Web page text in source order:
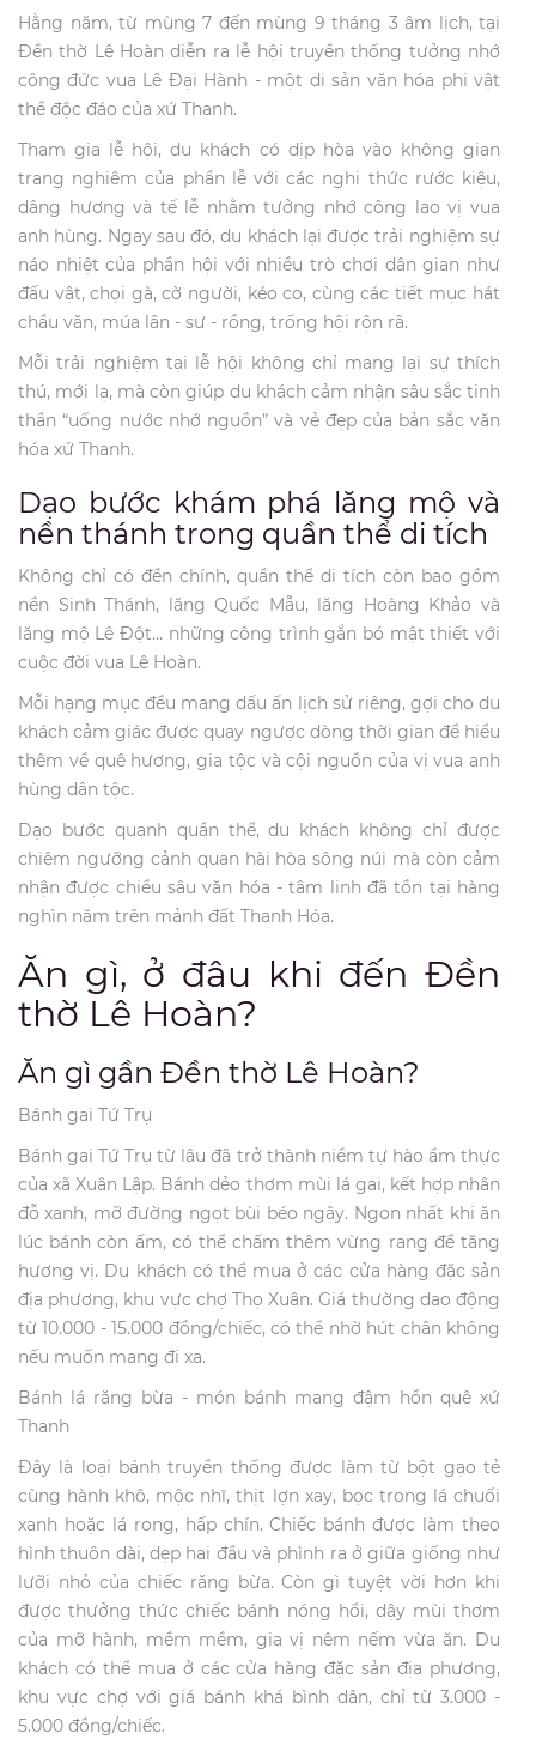
Hằng năm, từ mùng 7 đến mùng 9 tháng 3 âm lịch, tại
Đền thờ Lê Hoàn diễn ra lễ hội truyền thống tưởng nhớ
công đức vua Lê Đại Hành - một di sản văn hóa phi vật
thể độc đáo của xứ Thanh.
Tham gia lễ hội, du khách có dịp hòa vào không gian
trang nghiêm của phần lễ với các nghi thức rước kiệu,
dâng hương và tế lễ nhằm tưởng nhớ công lao vị vua
anh hùng. Ngay sau đó, du khách lại được trải nghiệm sự
náo nhiệt của phần hội với nhiều trò chơi dân gian như
đấu vật, chọi gà, cờ người, kéo co, cùng các tiết mục hát
chầu văn, múa lân - sư - rồng, trống hội rộn rã.
Mỗi trải nghiệm tại lễ hội không chỉ mang lại sự thích
thú, mới lạ, mà còn giúp du khách cảm nhận sâu sắc tinh
thần “uống nước nhớ nguồn” và vẻ đẹp của bản sắc văn
hóa xứ Thanh.
Dạo bước khám phá lăng mộ và
nền thánh trong quần thể di tích
Không chỉ có đền chính, quần thể di tích còn bao gồm
nền Sinh Thánh, lăng Quốc Mẫu, lăng Hoàng Khảo và
lăng mộ Lê Đột… những công trình gắn bó mật thiết với
cuộc đời vua Lê Hoàn.
Mỗi hạng mục đều mang dấu ấn lịch sử riêng, gợi cho du
khách cảm giác được quay ngược dòng thời gian để hiểu
thêm về quê hương, gia tộc và cội nguồn của vị vua anh
hùng dân tộc.
Dạo bước quanh quần thể, du khách không chỉ được
chiêm ngưỡng cảnh quan hài hòa sông núi mà còn cảm
nhận được chiều sâu văn hóa - tâm linh đã tồn tại hàng
nghìn năm trên mảnh đất Thanh Hóa.
Ăn gì, ở đâu khi đến Đền
thờ Lê Hoàn?
Ăn gì gần Đền thờ Lê Hoàn?
Bánh gai Tứ Trụ
Bánh gai Tứ Trụ từ lâu đã trở thành niềm tự hào ẩm thực
của xã Xuân Lập. Bánh dẻo thơm mùi lá gai, kết hợp nhân
đỗ xanh, mỡ đường ngọt bùi béo ngậy. Ngon nhất khi ăn
lúc bánh còn ấm, có thể chấm thêm vừng rang để tăng
hương vị. Du khách có thể mua ở các cửa hàng đặc sản
địa phương, khu vực chợ Thọ Xuân. Giá thường dao động
từ 10.000 - 15.000 đồng/chiếc, có thể nhờ hút chân không
nếu muốn mang đi xa.
Bánh lá răng bừa - món bánh mang đậm hồn quê xứ
Thanh
Đây là loại bánh truyền thống được làm từ bột gạo tẻ
cùng hành khô, mộc nhĩ, thịt lợn xay, bọc trong lá chuối
xanh hoặc lá rong, hấp chín. Chiếc bánh được làm theo
hình thuôn dài, dẹp hai đầu và phình ra ở giữa giống như
lưỡi nhỏ của chiếc răng bừa. Còn gì tuyệt vời hơn khi
được thưởng thức chiếc bánh nóng hổi, dậy mùi thơm
của mỡ hành, mềm mềm, gia vị nêm nếm vừa ăn. Du
khách có thể mua ở các cửa hàng đặc sản địa phương,
khu vực chợ với giá bánh khá bình dân, chỉ từ 3.000 -
5.000 đồng/chiếc.